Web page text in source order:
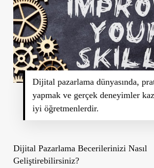
Dijital pazarlama dünyasında,
yapmak ve gerçek deneyimler
iyi öğretmenlerdir.
Dijital Pazarlama Becerilerinizi Nasıl
Geliştirebilirsiniz?